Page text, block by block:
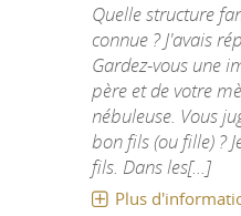
Quelle structure
connue ? J'avais
Gardez-vous une
père et de votre
nébuleuse. Vous
bon fils (ou fille) ?
fils. Dans les[...]
Plus